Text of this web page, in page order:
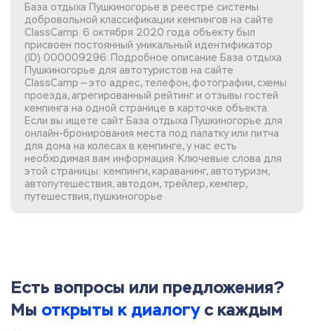
База отдыха Пушкиногорье в реестре системы
добровольной классификации кемпингов на сайте
ClassCamp. 6 октября 2020 года объекту был
присвоен постоянный уникальный идентификатор
(ID) 000009296. Подробное описание База отдыха
Пушкиногорье для автотуристов на сайте
ClassCamp — это адрес, телефон, фотографии, схемы
проезда, агрегированный рейтинг и отзывы гостей
кемпинга на одной странице в карточке объекта.
Если вы ищете сайт База отдыха Пушкиногорье для
онлайн-бронирования места под палатку или питча
для дома на колесах в кемпинге, у нас есть
необходимая вам информация. Ключевые слова для
этой страницы: кемпинги, караванинг, автотуризм,
автопутешествия, автодом, трейлер, кемпер,
путешествия, пушкиногорье
Есть вопросы или предложения?
Мы открыты к диалогус каждым